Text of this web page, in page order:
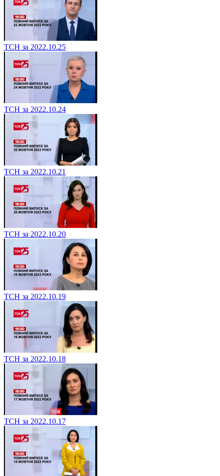
ТСН за 2022.10.25
ТСН за 2022.10.24
ТСН за 2022.10.21
ТСН за 2022.10.20
ТСН за 2022.10.19
ТСН за 2022.10.18
ТСН за 2022.10.17